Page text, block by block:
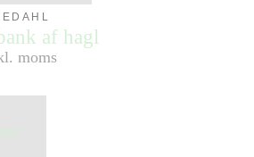
af hagl
moms